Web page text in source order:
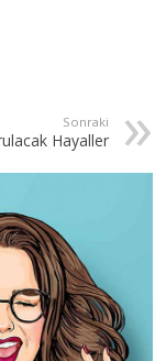
Sonraki
Hayaller